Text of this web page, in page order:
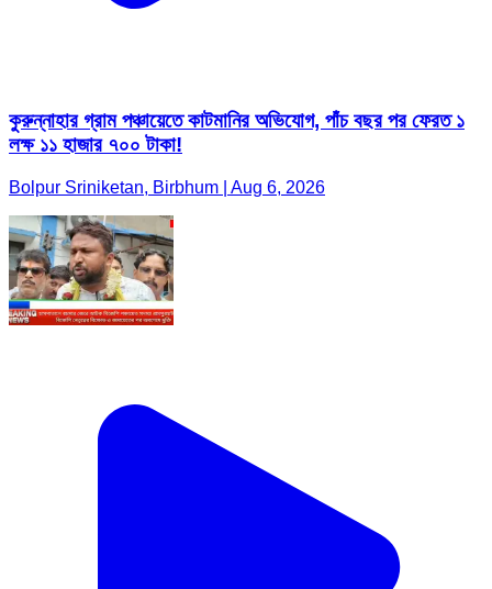
কুরুন্নাহার গ্রাম পঞ্চায়েতে কাটমানির অভিযোগ, পাঁচ বছর পর ফেরত ১
লক্ষ ১১ হাজার ৭০০ টাকা!
Bolpur Sriniketan, Birbhum | Aug 6, 2026